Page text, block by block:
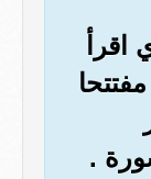
.